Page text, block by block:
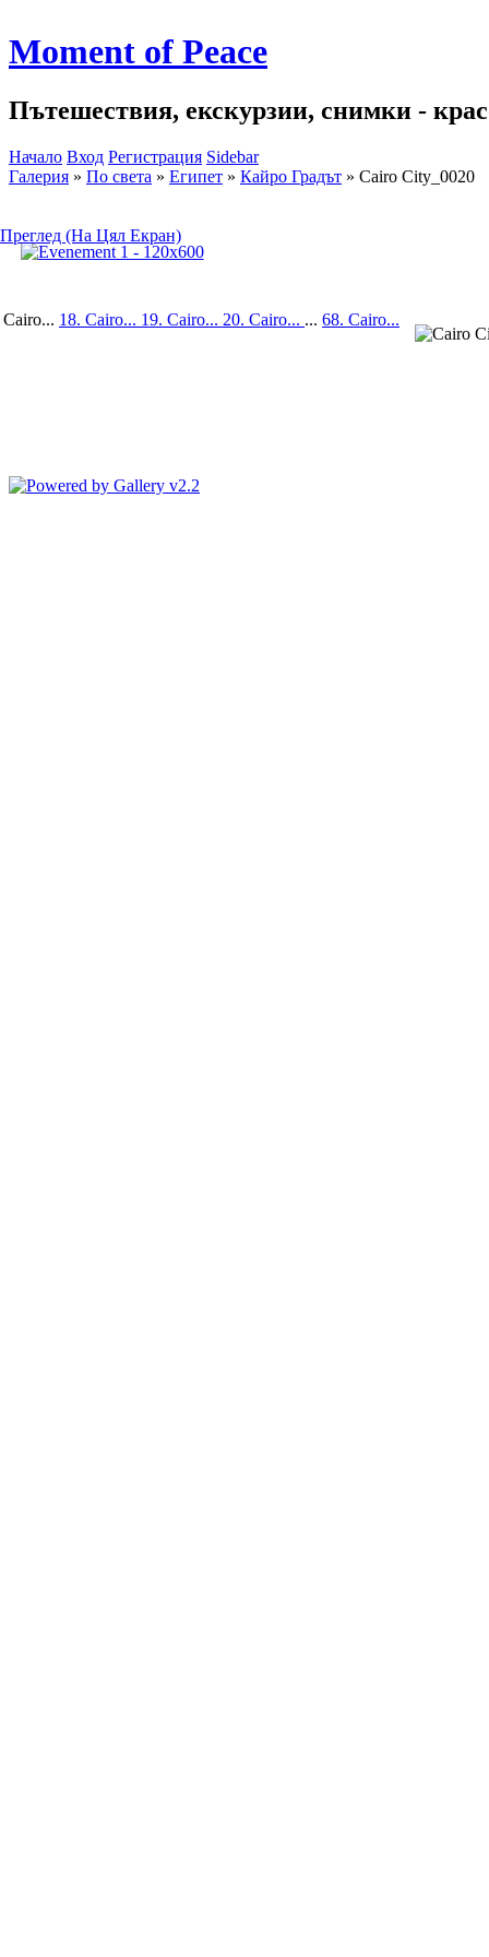
Moment of Peace
Пътешествия, екскурзии, снимки -
Начало Вход Регистрация Sidebar
Галерия » По света » Египет » Кайро Градът » Cairo City_0020
Преглед (На Цял Екран)
18. Cairo... 19. Cairo... 20. Cairo... ... 68. Cairo...